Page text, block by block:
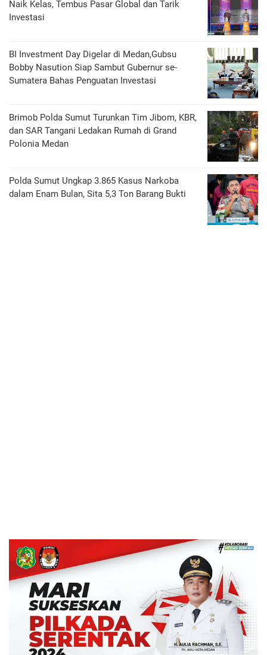
Naik Kelas, Tembus Pasar Global dan Tarik
Investasi
BI Investment Day Digelar di Medan,Gubsu
Bobby Nasution Siap Sambut Gubernur se-
Sumatera Bahas Penguatan Investasi
Brimob Polda Sumut Turunkan Tim Jibom, KBR,
dan SAR Tangani Ledakan Rumah di Grand
Polonia Medan
Polda Sumut Ungkap 3.865 Kasus Narkoba
dalam Enam Bulan, Sita 5,3 Ton Barang Bukti